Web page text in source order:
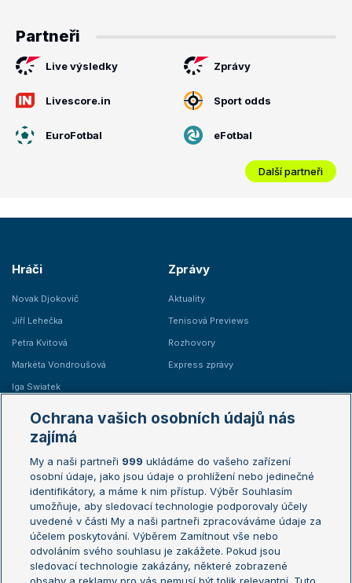
Partneři
Live výsledky Zprávy
Livescore.in Sport odds
EuroFotbal eFotbal
Další partneři
Hráči
Novak Djokovič
Jiří Lehečka
Petra Kvitová
Markéta Vondroušová
Iga Swiatek
Zprávy
Aktuality
Tenisová Previews
Rozhovory
Express zprávy
Žebříčky
Žebříček ATP (muži)
Žebříček WTA (ženy)
Sázkařský žebříček
Australian Open
French Open
Wimbledon
US Open
Turnaj mistrů
Turnaj mistryň
Ochrana vašich osobních údajů nás
zajímá
My a naši partneři 999 ukládáme do vašeho zařízení
osobní údaje, jako jsou údaje o prohlížení nebo jedinečné
identifikátory, a máme k nim přístup. Výběr Souhlasím
umožňuje, aby sledovací technologie podporovaly účely
uvedené v části My a naši partneři zpracováváme údaje za
účelem poskytování. Výběrem Zamítnout vše nebo
odvoláním svého souhlasu je zakážete. Pokud jsou
sledovací technologie zakázány, některé zobrazené